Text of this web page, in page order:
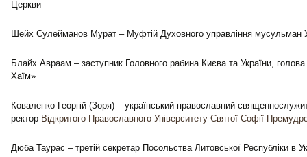
Церкви
Шейх Сулейманов Мурат – Муфтій Духовного управління мусульман
Блайх Авраам – заступник Головного рабина Києва та України,
Хаїм»
Коваленко Георгій (Зоря) – український православний
ректор Відкритого Православного Університету Святої Софії-
Дюба Таурас – третій секретар Посольства Литовської Республіки в